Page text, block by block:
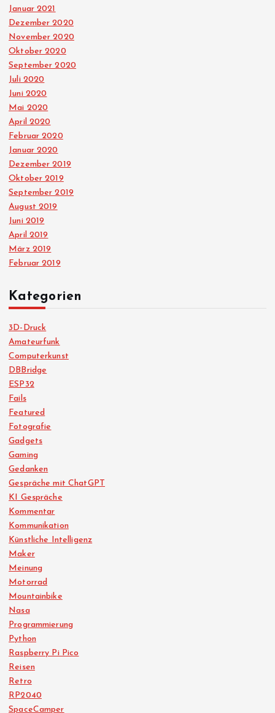
Januar 2021
Dezember 2020
November 2020
Oktober 2020
September 2020
Juli 2020
Juni 2020
Mai 2020
April 2020
Februar 2020
Januar 2020
Dezember 2019
Oktober 2019
September 2019
August 2019
Juni 2019
April 2019
März 2019
Februar 2019
Kategorien
3D-Druck
Amateurfunk
Computerkunst
DBBridge
ESP32
Fails
Featured
Fotografie
Gadgets
Gaming
Gedanken
Gespräche mit ChatGPT
KI Gespräche
Kommentar
Kommunikation
Künstliche Intelligenz
Maker
Meinung
Motorrad
Mountainbike
Nasa
Programmierung
Python
Raspberry Pi Pico
Reisen
Retro
RP2040
SpaceCamper